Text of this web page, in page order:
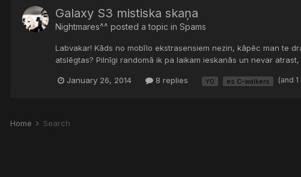
Galaxy S3 mistiska skaņa
Nightmares^^ posted a topic in Spams
Labvakar! Kāds no mobīlo ekstrasensiem nezin, kāpēc man te
atslēgtas? Pilnīgi randomā ik pa laikam ieskanās un nevar
January 26, 2014 8 replies Y0 es C-walkers (and
Home Search